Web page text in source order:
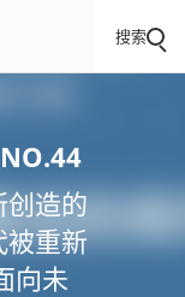
搜索
创造的
被重新
向未